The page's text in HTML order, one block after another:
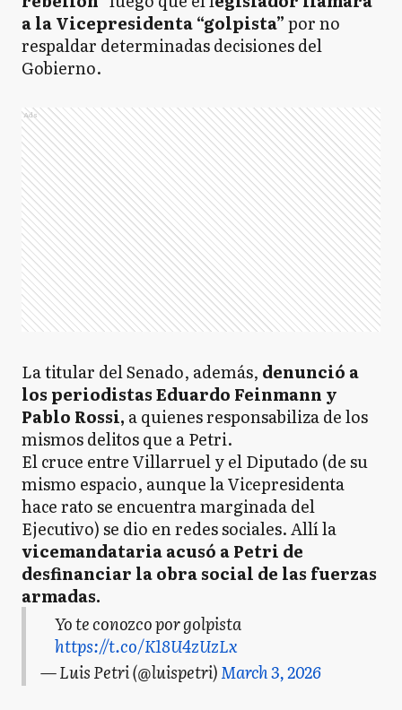
a la Vicepresidenta “golpista”por no
respaldar determinadas decisiones del
Gobierno.
Ads
La titular del Senado, además, denunció a
los periodistas Eduardo Feinmann y
Pablo Rossi, a quienes responsabiliza de los
mismos delitos que a Petri.
El cruce entre Villarruel y el Diputado (de su
mismo espacio, aunque la Vicepresidenta
hace rato se encuentra marginada del
Ejecutivo) se dio en redes sociales. Allí la
vicemandataria acusó a Petri de
desfinanciar la obra social de las fuerzas
armadas.
Yo te conozco por golpista
https://t.co/K18U4zUzLx
— Luis Petri (@luispetri)March 3, 2026